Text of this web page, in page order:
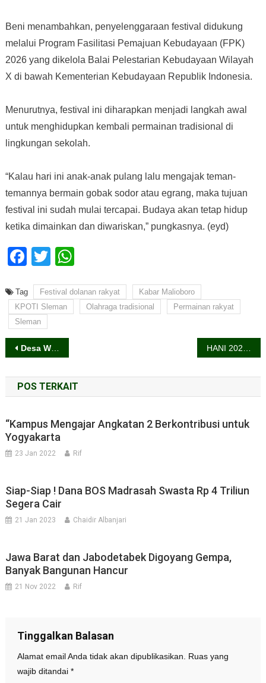
Beni menambahkan, penyelenggaraan festival didukung
melalui Program Fasilitasi Pemajuan Kebudayaan (FPK)
2026 yang dikelola Balai Pelestarian Kebudayaan Wilayah
X di bawah Kementerian Kebudayaan Republik Indonesia.
Menurutnya, festival ini diharapkan menjadi langkah awal
untuk menghidupkan kembali permainan tradisional di
lingkungan sekolah.
“Kalau hari ini anak-anak pulang lalu mengajak teman-
temannya bermain gobak sodor atau egrang, maka tujuan
festival ini sudah mulai tercapai. Budaya akan tetap hidup
ketika dimainkan dan diwariskan,” pungkasnya. (eyd)
Facebook
Twitter
Tag Festival dolanan rakyat
Kabar Malioboro
KPOTI Sleman
Olahraga tradisional
Permainan rakyat
Sleman
Navigasi
pos
Desa Wisata, Jawaban Baru untuk Wisata Keluarga HANI 2026, BNNK Sleman dan Lapas Narkotika Yogyakarta Gelar Razia Gabungan Wujudkan Lapas Bersinar
POS TERKAIT
“Kampus Mengajar Angkatan 2 Berkontribusi untuk
Yogyakarta
23 Jan 2022 Rif
Siap-Siap ! Dana BOS Madrasah Swasta Rp 4 Triliun
Segera Cair
21 Jan 2023 Chaidir Albanjari
Jawa Barat dan Jabodetabek Digoyang Gempa,
Banyak Bangunan Hancur
21 Nov 2022 Rif
Tinggalkan Balasan
Alamat email Anda tidak akan dipublikasikan. Ruas yang
wajib ditandai *